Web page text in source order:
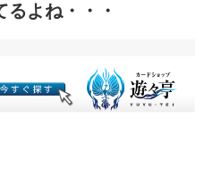
よね・・・